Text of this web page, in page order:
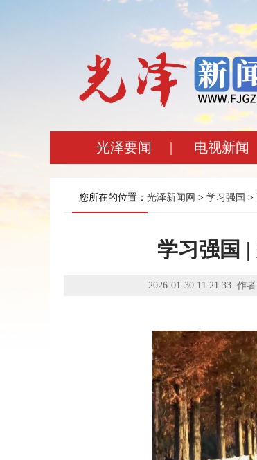
光泽要闻 | 电视新闻
您所在的位置： 光泽新闻网 > 学习强国 >
学习强国
2026-01-30 11:21:33 作